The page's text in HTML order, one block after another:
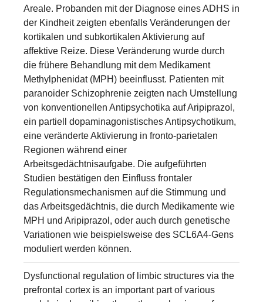
Areale. Probanden mit der Diagnose eines ADHS in
der Kindheit zeigten ebenfalls Veränderungen der
kortikalen und subkortikalen Aktivierung auf
affektive Reize. Diese Veränderung wurde durch
die frühere Behandlung mit dem Medikament
Methylphenidat (MPH) beeinflusst. Patienten mit
paranoider Schizophrenie zeigten nach Umstellung
von konventionellen Antipsychotika auf Aripiprazol,
ein partiell dopaminagonistisches Antipsychotikum,
eine veränderte Aktivierung in fronto-parietalen
Regionen während einer
Arbeitsgedächtnisaufgabe. Die aufgeführten
Studien bestätigen den Einfluss frontaler
Regulationsmechanismen auf die Stimmung und
das Arbeitsgedächtnis, die durch Medikamente wie
MPH und Aripiprazol, oder auch durch genetische
Variationen wie beispielsweise des SCL6A4-Gens
moduliert werden können.
Dysfunctional regulation of limbic structures via the
prefrontal cortex is an important part of various